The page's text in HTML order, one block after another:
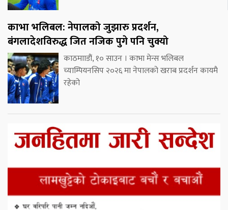
काभा भलिबल: नेपालको जुझारु प्रदर्शन,
बंगलादेशविरुद्ध जित नजिक पुगे पनि चुक्यो
काठमााडौं, १० साउन । काभा मेन्स भलिबल
च्याम्पियनसिप २०२६ मा नेपालको खराब प्रदर्शन कायमै
रहेको